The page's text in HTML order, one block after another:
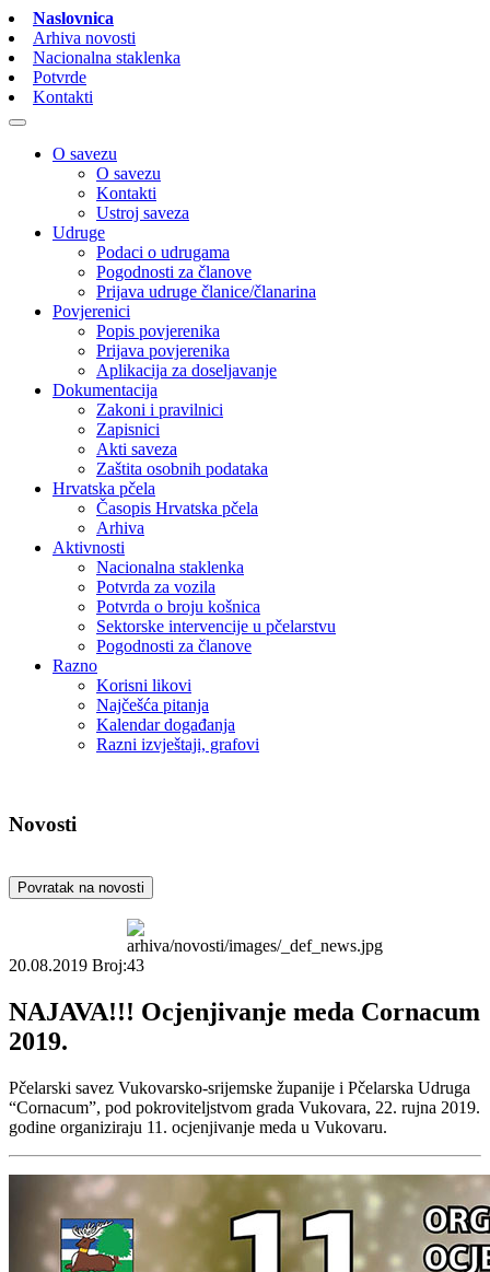
Naslovnica
Arhiva novosti
Nacionalna staklenka
Potvrde
Kontakti
O savezu
O savezu
Kontakti
Ustroj saveza
Udruge
Podaci o udrugama
Pogodnosti za članove
Prijava udruge članice/članarina
Povjerenici
Popis povjerenika
Prijava povjerenika
Aplikacija za doseljavanje
Dokumentacija
Zakoni i pravilnici
Zapisnici
Akti saveza
Zaštita osobnih podataka
Hrvatska pčela
Časopis Hrvatska pčela
Arhiva
Aktivnosti
Nacionalna staklenka
Potvrda za vozila
Potvrda o broju košnica
Sektorske intervencije u pčelarstvu
Pogodnosti za članove
Razno
Korisni likovi
Najčešća pitanja
Kalendar događanja
Razni izvještaji, grafovi
Novosti
Povratak na novosti
20.08.2019 Broj:43
NAJAVA!!! Ocjenjivanje meda Cornacum
2019.
Pčelarski savez Vukovarsko-srijemske županije i Pčelarska Udruga
“Cornacum”, pod pokroviteljstvom grada Vukovara, 22. rujna 2019.
godine organiziraju 11. ocjenjivanje meda u Vukovaru.